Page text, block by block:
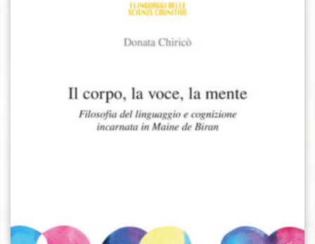
Aggiungi alla lista dei desideri